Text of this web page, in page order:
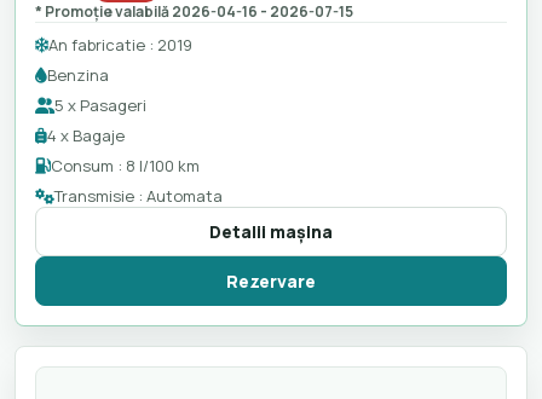
* Promoție valabilă 2026-04-16 - 2026-07-15
An fabricatie : 2019
Benzina
5 x Pasageri
4 x Bagaje
Consum : 8 l/100 km
Transmisie : Automata
Detalii maşina
Rezervare